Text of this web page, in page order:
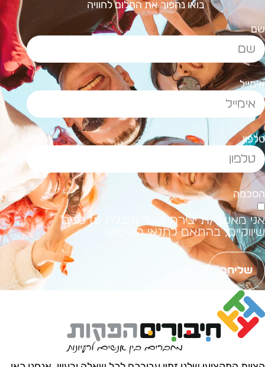
בואו נהפוך את החלום לחוויה
מאשר/ת יצירת קשר וקבלת עדכונים
בהתאם לתנאי השימוש.
שליחה